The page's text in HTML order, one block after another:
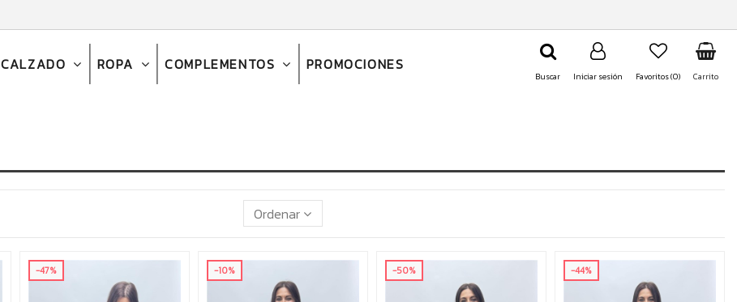
CALZADO ROPA COMPLEMENTOS PROMOCIONES
Buscar Iniciar sesión Favoritos (0) Carrito
Ordenar
-47% -10% -50% -44%